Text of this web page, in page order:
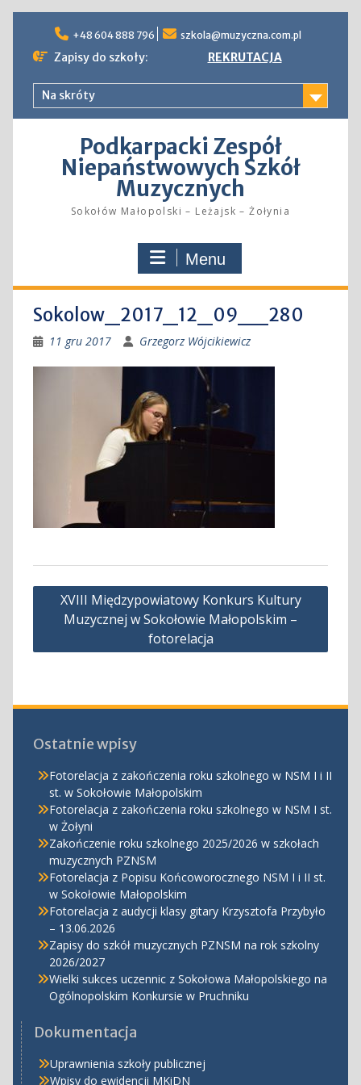
content
+48 604 888 796 szkola@muzyczna.com.pl
Zapisy do szkoły: REKRUTACJA
Na skróty
Podkarpacki Zespół
Niepaństwowych Szkół
Muzycznych
Sokołów Małopolski – Leżajsk – Żołynia
Menu
Sokolow_2017_12_09__280
11 gru 2017 Grzegorz Wójcikiewicz
Nawigacja
wpisu
XVIII Międzypowiatowy Konkurs Kultury
Muzycznej w Sokołowie Małopolskim –
fotorelacja
Ostatnie wpisy
Fotorelacja z zakończenia roku szkolnego w NSM I i II
st. w Sokołowie Małopolskim
Fotorelacja z zakończenia roku szkolnego w NSM I st.
w Żołyni
Zakończenie roku szkolnego 2025/2026 w szkołach
muzycznych PZNSM
Fotorelacja z Popisu Końcoworocznego NSM I i II st.
w Sokołowie Małopolskim
Fotorelacja z audycji klasy gitary Krzysztofa Przybyło
– 13.06.2026
Zapisy do szkół muzycznych PZNSM na rok szkolny
2026/2027
Wielki sukces uczennic z Sokołowa Małopolskiego na
Ogólnopolskim Konkursie w Pruchniku
Dokumentacja
Uprawnienia szkoły publicznej
Wpisy do ewidencji MKiDN